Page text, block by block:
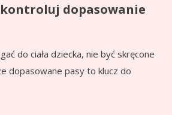
dopasowanie
do ciała dziecka, nie być skręcone
dopasowane pasy to klucz do